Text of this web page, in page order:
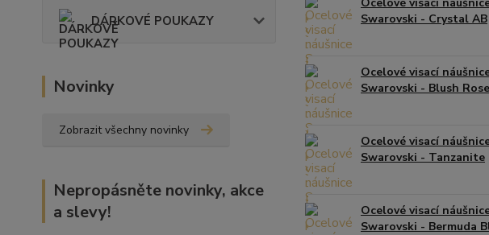
DÁRKOVÉ POUKAZY
Novinky
Zobrazit všechny novinky
Nepropásněte novinky, akce
a slevy!
Swarovski - Crystal AB
Ocelové visací
Swarovski - Blush Rose
Ocelové visací
Swarovski - Tanzanite
Ocelové visací
Swarovski - Bermuda